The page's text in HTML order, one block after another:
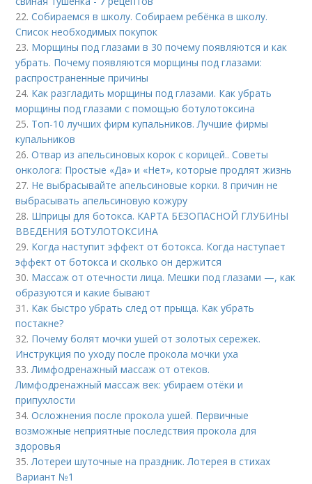
22.Собираемся в школу. Собираем ребёнка в школу.
Список необходимых покупок
23. Морщины под глазами в 30 почему появляются и как
убрать. Почему появляются морщины под глазами:
распространенные причины
24. Как разгладить морщины под глазами. Как убрать
морщины под глазами с помощью ботулотоксина
25. Топ-10 лучших фирм купальников. Лучшие фирмы
купальников
26.Отвар из апельсиновых корок с корицей.. Советы
онколога: Простые «Да» и «Нет», которые продлят жизнь
27. Не выбрасывайте апельсиновые корки. 8 причин не
выбрасывать апельсиновую кожуру
28. Шприцы для ботокса. КАРТА БЕЗОПАСНОЙ ГЛУБИНЫ
ВВЕДЕНИЯ БОТУЛОТОКСИНА
29. Когда наступит эффект от ботокса. Когда наступает
эффект от ботокса и сколько он держится
30. Массаж от отечности лица. Мешки под глазами —, как
образуются и какие бывают
31. Как быстро убрать след от прыща. Как убрать
постакне?
32. Почему болят мочки ушей от золотых сережек.
Инструкция по уходу после прокола мочки уха
33.Лимфодренажный массаж от отеков.
Лимфодренажный массаж век: убираем отёки и
припухлости
34.Осложнения после прокола ушей. Первичные
возможные неприятные последствия прокола для
здоровья
35.Лотереи шуточные на праздник. Лотерея в стихах
Вариант №1